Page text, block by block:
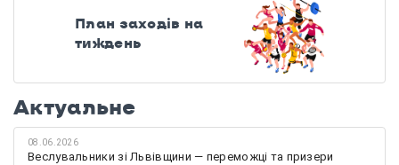
План заходів на
тиждень
Актуальне
08.06.2026
Веслувальники зі Львівщини — переможці та призери